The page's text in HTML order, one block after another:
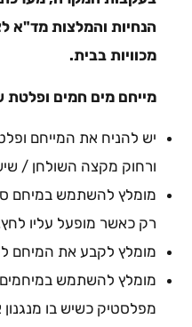
הנחיות והמלצות מד"א
מכוויות בבית.
מייחם מים חמים
יש להניח את המייחם
ורחוק מקצה השולחן /
מומלץ להשתמש במיחם
רק כאשר מופעל עליו
מומלץ לקבע את המיחם
מומלץ להשתמש
מפלסטיק כשיש בו